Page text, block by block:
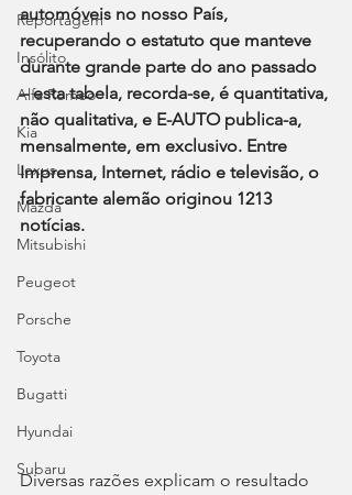
Reportagem
Insólito
Alfa Romeo
Kia
Lexus
Mazda
Mitsubishi
Peugeot
Porsche
Toyota
Bugatti
Hyundai
Subaru
automóveis no nosso País,
recuperando o estatuto que manteve
durante grande parte do ano passado
– esta tabela, recorda-se, é quantitativa,
não qualitativa, e E-AUTO publica-a,
mensalmente, em exclusivo. Entre
Imprensa, Internet, rádio e televisão, o
fabricante alemão originou 1213
notícias.
Diversas razões explicam o resultado